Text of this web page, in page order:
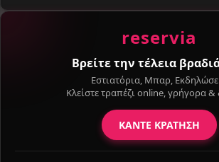
reservia
Βρείτε την τέλεια
Εστιατόρια, Μπαρ,
Κλείστε τραπέζι online, γρήγορα
ΚΑΝΤΕ ΚΡΑΤΗΣΗ